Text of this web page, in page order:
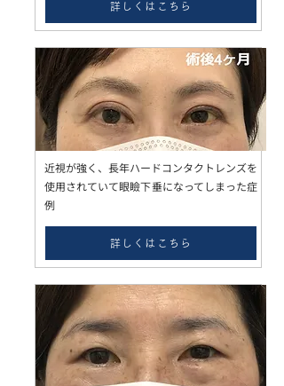
詳しくはこちら
近視が強く、長年ハードコンタクトレンズを
使用されていて眼瞼下垂になってしまった症
例
詳しくはこちら